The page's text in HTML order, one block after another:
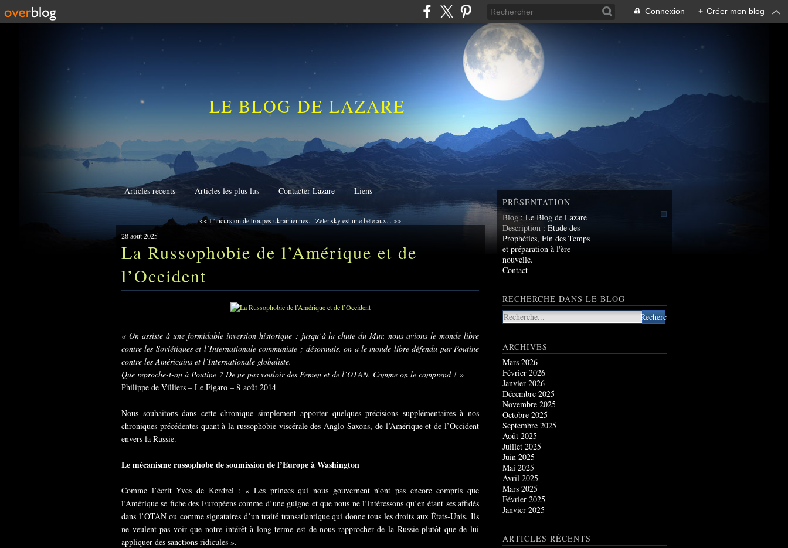
Connexion + Créer mon blog
LE BLOG DE LAZARE
Articles récents Articles les plus lus Contacter Lazare Liens
<< L’incursion de troupes ukrainiennes... Zelensky est une bête aux... >>
28 août 2025
La Russophobie de l’Amérique et de
l’Occident
« On assiste à une formidable inversion historique : jusqu’à la chute du Mur, nous avions le monde libre
contre les Soviétiques et l’Internationale communiste ; désormais, on a le monde libre défendu par Poutine
contre les Américains et l’Internationale globaliste.
Que reproche-t-on à Poutine ? De ne pas vouloir des Femen et de l’OTAN. Comme on le comprend ! »
Philippe de Villiers – Le Figaro – 8 août 2014
Nous souhaitons dans cette chronique simplement apporter quelques précisions supplémentaires à nos
chroniques précédentes quant à la russophobie viscérale des Anglo-Saxons, de l’Amérique et de l’Occident
envers la Russie.
Le mécanisme russophobe de soumission de l’Europe à Washington
Comme l’écrit Yves de Kerdrel : « Les princes qui nous gouvernent n’ont pas encore compris que
l’Amérique se fiche des Européens comme d’une guigne et que nous ne l’intéressons qu’en étant ses affidés
dans l’OTAN ou comme signataires d’un traité transatlantique qui donne tous les droits aux États-Unis. Ils
ne veulent pas voir que notre intérêt à long terme est de nous rapprocher de la Russie plutôt que de lui
appliquer des sanctions ridicules ».
PRÉSENTATION
Blog : Le Blog de Lazare
Description : Etude des
Prophéties, Fin des Temps
et préparation à l'ère
nouvelle.
Contact
RECHERCHE DANS LE BLOG
ARCHIVES
Mars 2026
Février 2026
Janvier 2026
Décembre 2025
Novembre 2025
Octobre 2025
Septembre 2025
Août 2025
Juillet 2025
Juin 2025
Mai 2025
Avril 2025
Mars 2025
Février 2025
Janvier 2025
ARTICLES RÉCENTS